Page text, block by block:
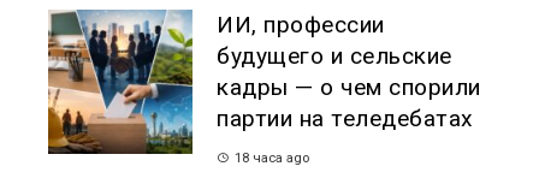
ИИ, профессии
будущего и сельские
кадры — о чем спорили
партии на теледебатах
18 часа ago